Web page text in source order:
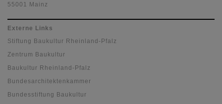
55001 Mainz
Externe Links
Stiftung Baukultur Rheinland-Pfalz
Zentrum Baukultur
Baukultur Rheinland-Pfalz
Bundesarchitektenkammer
Bundesstiftung Baukultur